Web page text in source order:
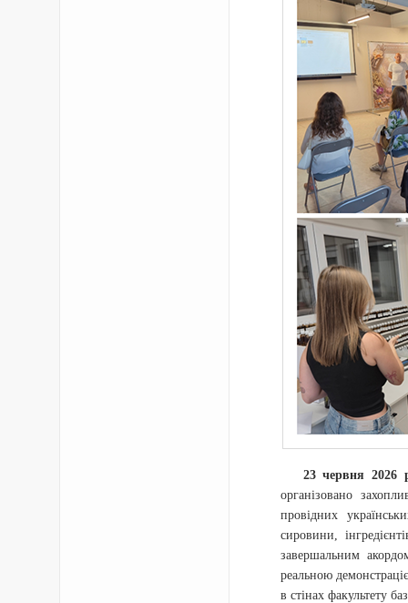
23 червня 2026
організовано
провідних
сировини,
завершальним
реальною
в стінах факультету